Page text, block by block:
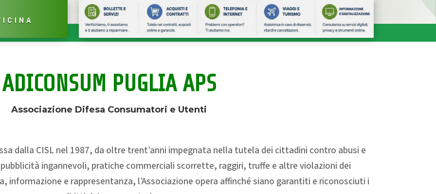
ADICONSUM PUGLIA APS
Associazione Difesa Consumatori e Utenti
dalla CISL nel 1987, da oltre trent’anni impegnata nella tutela dei cittadini contro abusi e
ingannevoli, pratiche commerciali scorrette, raggiri, truffe e altre violazioni dei
e rappresentanza, l’Associazione opera affinché siano garantiti e riconosciuti i